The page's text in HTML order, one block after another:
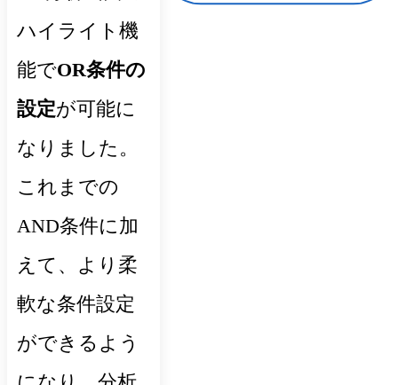
ハイライト機
能でOR条件の
設定が可能に
なりました。
これまでの
AND条件に加
えて、より柔
軟な条件設定
ができるよう